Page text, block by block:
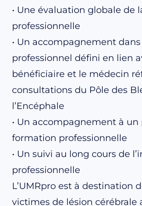
• Une évaluation globale de
professionnelle
• Un accompagnement
professionnel défini en lien
bénéficiaire et le médecin
consultations du Pôle des
l’Encéphale
• Un accompagnement à un
formation professionnelle
• Un suivi au long cours de
professionnelle
L’UMRpro est à destination
victimes de lésion cérébrale